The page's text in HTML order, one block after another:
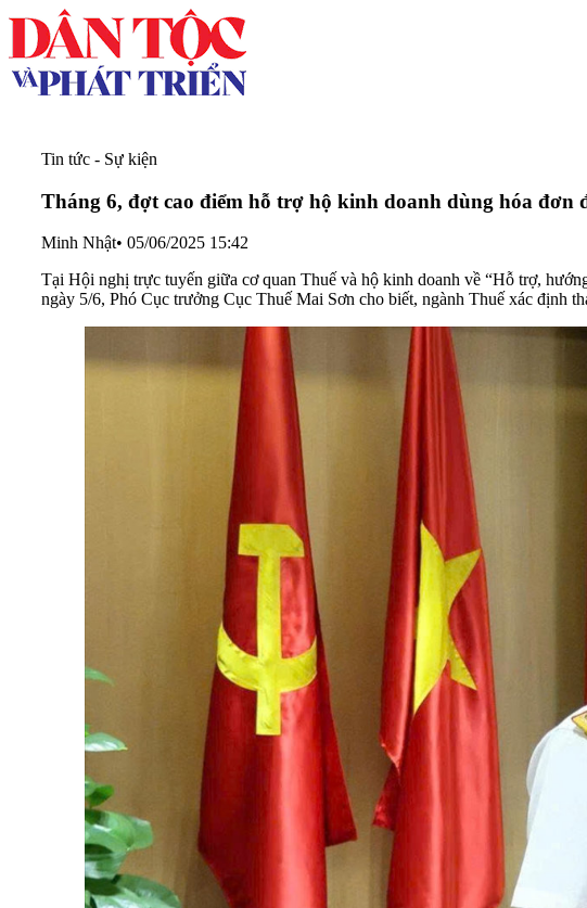
Tin tức - Sự kiện
Tháng 6, đợt cao điểm hỗ trợ hộ kinh doanh dùng hóa đơn
Minh Nhật• 05/06/2025 15:42
Tại Hội nghị trực tuyến giữa cơ quan Thuế và hộ kinh doanh về “Hỗ trợ,
ngày 5/6, Phó Cục trưởng Cục Thuế Mai Sơn cho biết, ngành Thuế xác định